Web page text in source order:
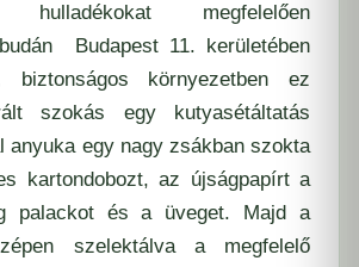
hulladékokat megfelelően
Budapest 11. kerületében
biztonságos környezetben ez
szokás egy kutyasétáltatás
anyuka egy nagy zsákban szokta
kartondobozt, az újságpapírt a
palackot és a üveget. Majd a
szelektálva a megfelelő